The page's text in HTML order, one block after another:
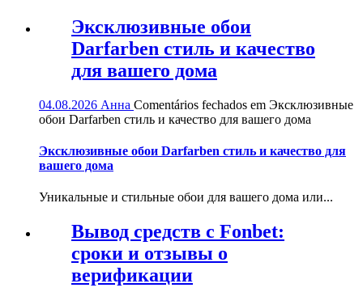
Эксклюзивные обои
Darfarben стиль и качество
для вашего дома
04.08.2026 Анна Comentários fechados em Эксклюзивные
обои Darfarben стиль и качество для вашего дома
Эксклюзивные обои Darfarben стиль и качество для
вашего дома
Уникальные и стильные обои для вашего дома или...
Вывод средств с Fonbet:
сроки и отзывы о
верификации